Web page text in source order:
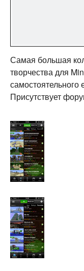
Самая большая
творчества для
самостоятельного
Присутствует